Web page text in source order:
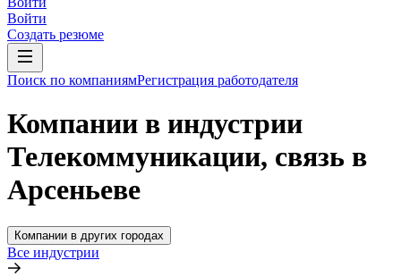
Войти
Создать резюме
Поиск по компаниямРегистрация работодателя
Компании в индустрии
Телекоммуникации, связь в
Арсеньеве
Компании в других городах
Все индустрии